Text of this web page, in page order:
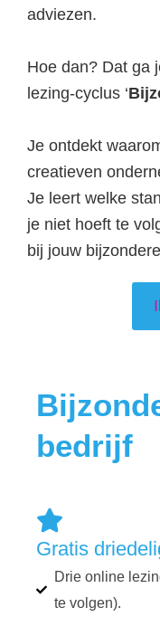
adviezen.
Hoe dan? Dat ga
lezing-cyclus ‘
Je ontdekt
creatieven
Je leert welke
je niet hoeft te
bij jouw
bedrijf
Gratis
Drie online
te volgen).